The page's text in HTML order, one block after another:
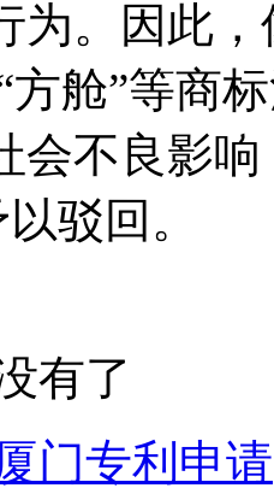
为。因此，
方舱”等商
会不良影
驳回。
有了
门专利申请